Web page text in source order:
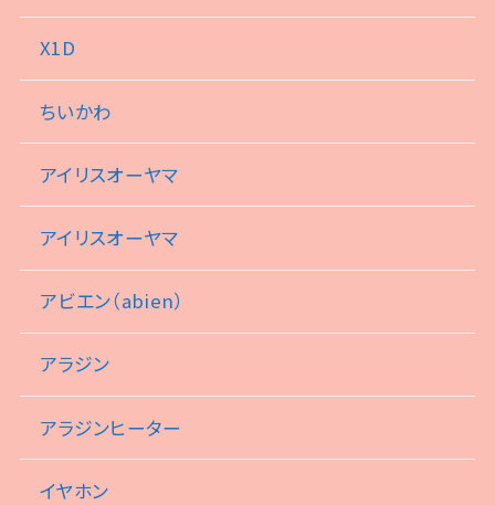
X1D
ちいかわ
アイリスオーヤマ
アイリスオーヤマ
アビエン（abien）
アラジン
アラジンヒーター
イヤホン